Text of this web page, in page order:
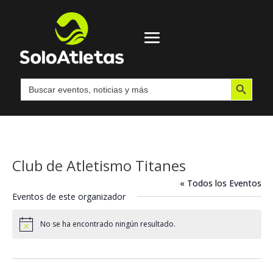
Buscar: Botón de búsqueda
Club de Atletismo Titanes
« Todos los Eventos
Eventos de este organizador
Aviso No se ha encontrado ningún resultado.